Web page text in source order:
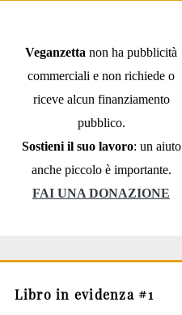
Veganzetta non ha pubblicità
commerciali e non richiede o
riceve alcun finanziamento
pubblico.
Sostieni il suo lavoro: un aiuto
anche piccolo è importante.
FAI UNA DONAZIONE
Libro in evidenza #1